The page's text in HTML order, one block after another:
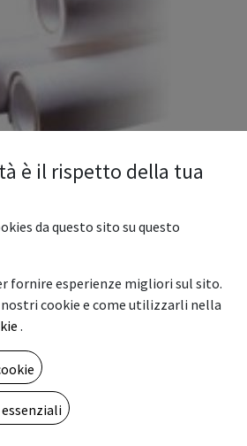
SPALMATO
OP. 510gr FR
spalmato frontlite bianco con
formato 110 cm × 30 m e finitura
con materiali di alta qualità e
è il rispetto della tua
da questo sito su questo
fornire esperienze migliori sul sito.
nostri cookie e come utilizzarli nella
.